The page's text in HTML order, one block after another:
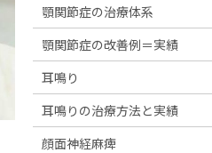
顎関節症の治療体系
顎関節症の改善例＝実績
耳鳴り
耳鳴りの治療方法と実績
顔面神経麻痺